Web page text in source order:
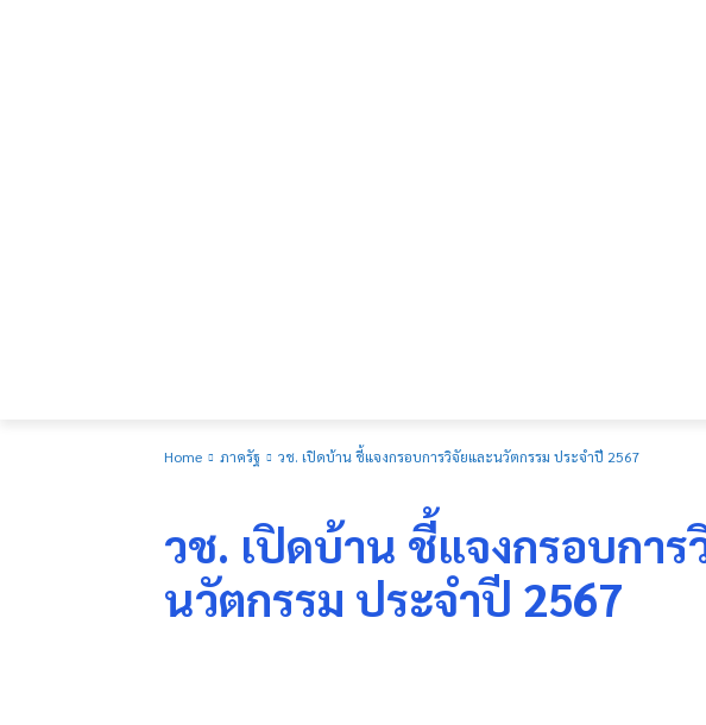
Home ภาครัฐ วช. เปิดบ้าน ชี้แจงกรอบการวิจัยและนวัตกรรม ประจำปี 2567
วช. เปิดบ้าน ชี้แจงกรอบการ
นวัตกรรม ประจำปี 2567